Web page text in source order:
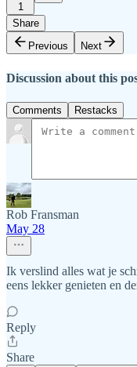
1
Share
Previous
Next
Discussion about this
Comments Restacks
Rob Fransman
May 28
Ik verslind alles wat je
eens lekker genieten en
Reply
Share